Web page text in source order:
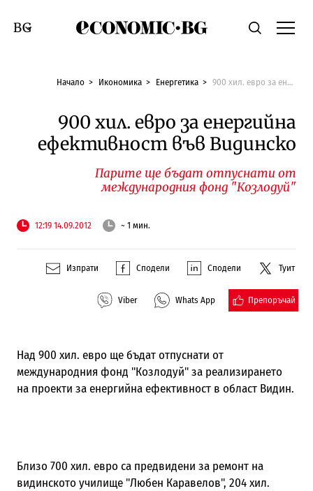
Economic.bgТърсене
Смяна на език
Начало Икономика Енергетика 900 хил. евро за енергийна ефективност във Видинско
900 хил. евро за енергийна
ефективност във Видинско
Парите ще бъдат отпуснати от
международния фонд "Козлодуй"
12:19 14.09.2012 ~ 1 мин.
Изпрати Сподели Сподели Туит
Viber Whats App Препоръчай
Над 900 хил. евро ще бъдат отпуснати от
международния фонд "Козлодуй" за реализирането
на проекти за енергийна ефективност в област Видин.
Близо 700 хил. евро са предвидени за ремонт на
видинското училище "Любен Каравелов", 204 хил.